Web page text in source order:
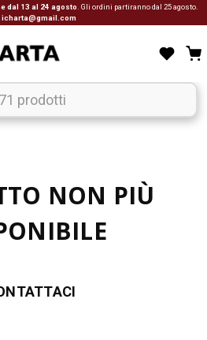
dal 13 al 24 agosto . Gli ordini partiranno dal 25 agosto.
icharta@gmail.com
NON PIÙ